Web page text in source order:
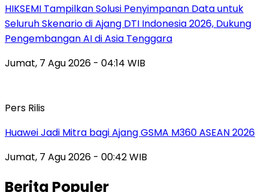
HIKSEMI Tampilkan Solusi Penyimpanan Data untuk
Seluruh Skenario di Ajang DTI Indonesia 2026, Dukung
Pengembangan AI di Asia Tenggara
Jumat, 7 Agu 2026 - 04:14 WIB
Pers Rilis
Huawei Jadi Mitra bagi Ajang GSMA M360 ASEAN 2026
Jumat, 7 Agu 2026 - 00:42 WIB
Berita Populer